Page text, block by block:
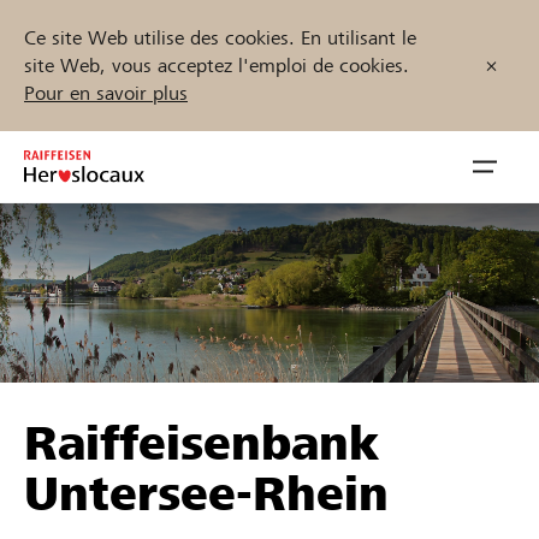
Ce site Web utilise des cookies. En utilisant le
site Web, vous acceptez l'emploi de cookies.
Pour en savoir plus
Inhalt
springen
öffnen
Parrainer
Soutien & assistance
Trouvez des projets et des organisations
Démarrez maintenant
Raiffeisenbank
Untersee-Rhein